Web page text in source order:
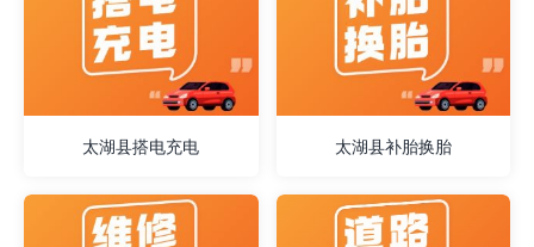
太湖县搭电充电 太湖县补胎换胎